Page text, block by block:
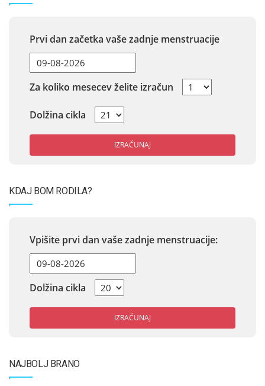
Prvi dan začetka vaše zadnje menstruacije
Za koliko mesecev želite izračun
Dolžina cikla
IZRAČUNAJ
KDAJ BOM RODILA?
Vpišite prvi dan vaše zadnje menstruacije:
Dolžina cikla
IZRAČUNAJ
NAJBOLJ BRANO